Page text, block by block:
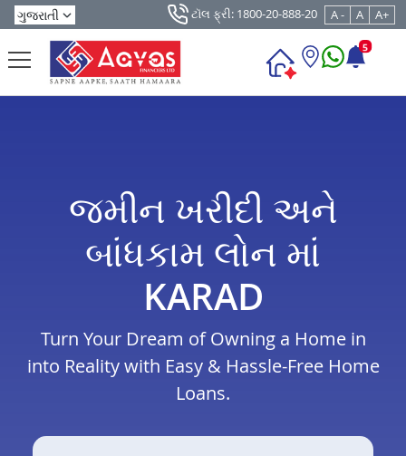
ટૉલ ફ્રી: 1800-20-888-20 A - A A+
5
જમીન ખરીદી અને
બાંધકામ લોન માં
KARAD
Turn Your Dream of Owning a Home in
into Reality with Easy & Hassle-Free Home
Loans.